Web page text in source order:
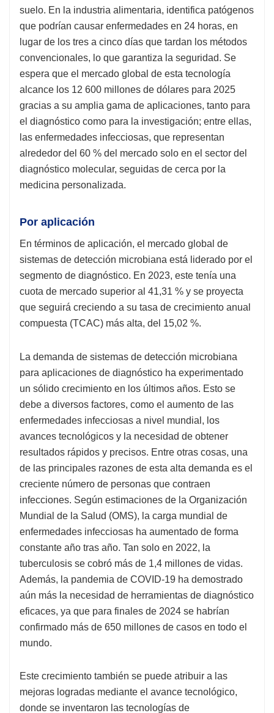
suelo. En la industria alimentaria, identifica patógenos
que podrían causar enfermedades en 24 horas, en
lugar de los tres a cinco días que tardan los métodos
convencionales, lo que garantiza la seguridad. Se
espera que el mercado global de esta tecnología
alcance los 12 600 millones de dólares para 2025
gracias a su amplia gama de aplicaciones, tanto para
el diagnóstico como para la investigación; entre ellas,
las enfermedades infecciosas, que representan
alrededor del 60 % del mercado solo en el sector del
diagnóstico molecular, seguidas de cerca por la
medicina personalizada.
Por aplicación
En términos de aplicación, el mercado global de
sistemas de detección microbiana está liderado por el
segmento de diagnóstico. En 2023, este tenía una
cuota de mercado superior al 41,31 % y se proyecta
que seguirá creciendo a su tasa de crecimiento anual
compuesta (TCAC) más alta, del 15,02 %.
La demanda de sistemas de detección microbiana
para aplicaciones de diagnóstico ha experimentado
un sólido crecimiento en los últimos años. Esto se
debe a diversos factores, como el aumento de las
enfermedades infecciosas a nivel mundial, los
avances tecnológicos y la necesidad de obtener
resultados rápidos y precisos. Entre otras cosas, una
de las principales razones de esta alta demanda es el
creciente número de personas que contraen
infecciones. Según estimaciones de la Organización
Mundial de la Salud (OMS), la carga mundial de
enfermedades infecciosas ha aumentado de forma
constante año tras año. Tan solo en 2022, la
tuberculosis se cobró más de 1,4 millones de vidas.
Además, la pandemia de COVID-19 ha demostrado
aún más la necesidad de herramientas de diagnóstico
eficaces, ya que para finales de 2024 se habrían
confirmado más de 650 millones de casos en todo el
mundo.
Este crecimiento también se puede atribuir a las
mejoras logradas mediante el avance tecnológico,
donde se inventaron las tecnologías de